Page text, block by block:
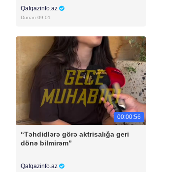
Qafqazinfo.az
Dünən 09:01
00:00:56
“Təhdidlərə görə aktrisalığa geri
dönə bilmirəm”
Qafqazinfo.az